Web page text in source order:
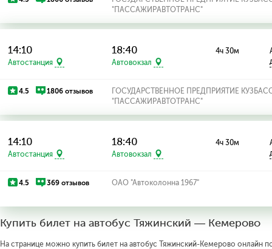
"ПАССАЖИРАВТОТРАНС"
14:10
Автостанция
18:40
Автовокзал
4ч 30м
4.5 1806 отзывов
ГОСУДАРСТВЕННОЕ ПРЕДПРИЯТИЕ
"ПАССАЖИРАВТОТРАНС"
14:10
Автостанция
18:40
Автовокзал
4ч 30м
4.5 369 отзывов ОАО "Автоколонна 1967"
Купить билет на автобус Тяжинский — Кемерово
На странице можно купить билет на автобус Тяжинский-Кемерово онлайн